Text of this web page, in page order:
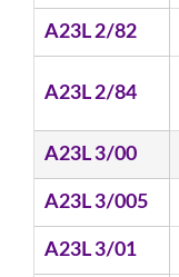
A23L 2/82
A23L 2/84
A23L 3/00
A23L 3/005
A23L 3/01